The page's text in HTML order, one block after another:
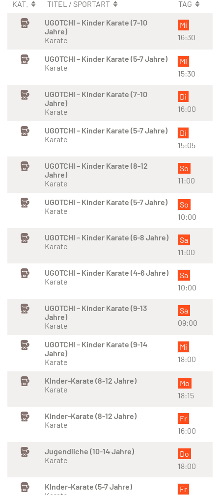
KAT. TITEL / SPORTART
TAG
UGOTCHI – Kinder Karate (7-10
Jahre)
Karate
Mi
16:30
UGOTCHI – Kinder Karate (5-7 Jahre)
Karate
Mi
15:30
UGOTCHI – Kinder Karate (7-10
Jahre)
Karate
Di
16:00
UGOTCHI – Kinder Karate (5-7 Jahre)
Karate
Di
15:05
UGOTCHI – Kinder Karate (8-12
Jahre)
Karate
So
11:00
UGOTCHI – Kinder Karate (5-7 Jahre)
Karate
So
10:00
UGOTCHI – Kinder Karate (6-8 Jahre)
Karate
Sa
11:00
UGOTCHI – Kinder Karate (4-6 Jahre)
Karate
Sa
10:00
UGOTCHI – Kinder Karate (9-13
Jahre)
Karate
Sa
09:00
UGOTCHI – Kinder Karate (9-14
Jahre)
Karate
Mi
18:00
KInder-Karate (8-12 Jahre)
Karate
Mo
18:15
KInder-Karate (8-12 Jahre)
Karate
Fr
16:00
Jugendliche (10-14 Jahre)
Karate
Do
18:00
KInder-Karate (5-7 Jahre)
Fr